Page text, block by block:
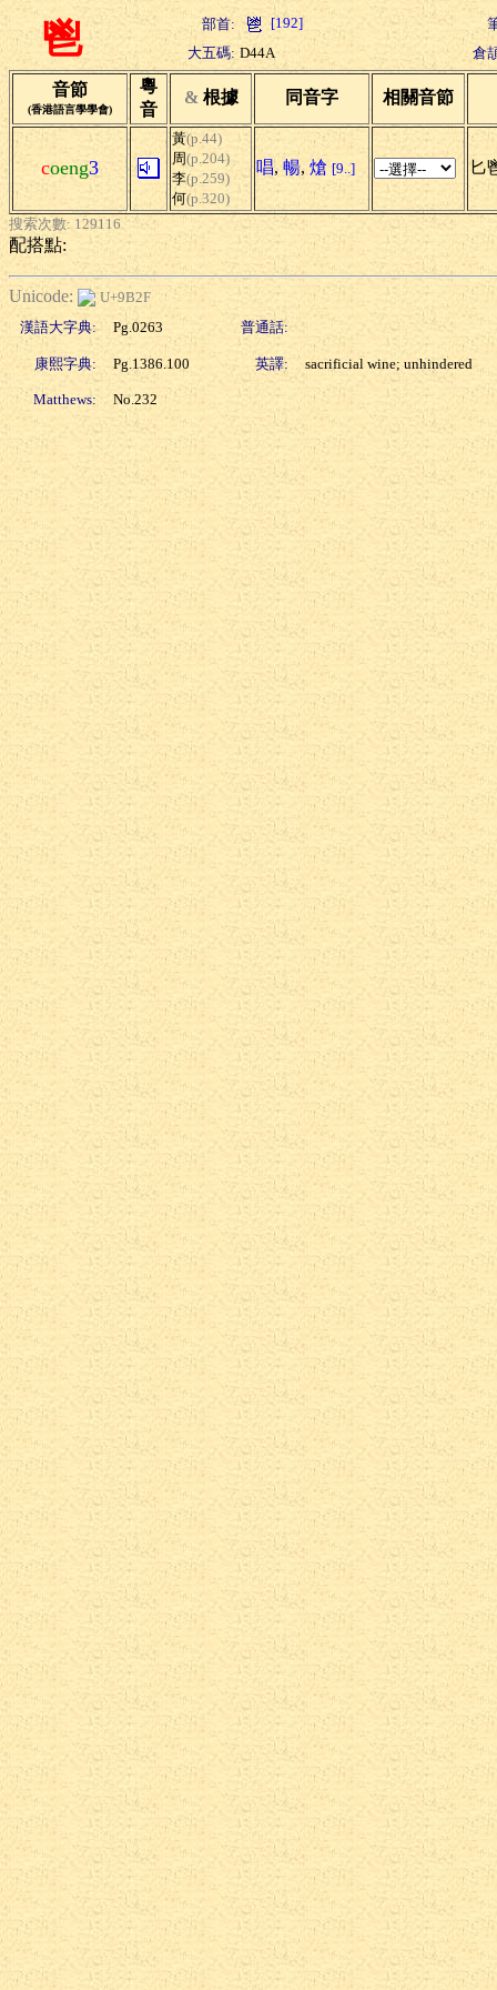
鬯 部首: [192]
大五碼: D44A 倉
音節
(香港語言學學會)
粵
音
& 根據 同音字 相關音節
coeng3
黃(p.44)
周(p.204)
李(p.259)
何(p.320)
唱, 暢, 熗 [9..] 匕
搜索次數: 129116
配搭點:
Unicode:
U+9B2F
漢語大字典:
Pg.0263 普通話:
康熙字典: Pg.1386.100 英譯: sacrificial wine; unhindered
Matthews: No.232